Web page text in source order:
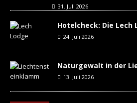
31. Juli 2026
Hotelcheck: Die Lech
24. Juli 2026
Naturgewalt in der
13. Juli 2026